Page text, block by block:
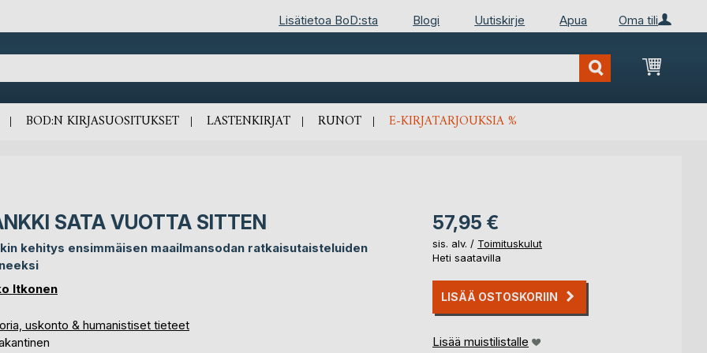
Oma tili
Lisätietoa BoD:sta Blogi Uutiskirje Apua
BOD:N KIRJASUOSITUKSET LASTENKIRJAT RUNOT E-KIRJATARJOUKSIA %
SATA VUOTTA SITTEN
kehitys ensimmäisen maailmansodan ratkaisutaisteluiden
Itkonen
uskonto & humanistiset tieteet
57,95 €
sis. alv. / Toimituskulut
Heti saatavilla
LISÄÄ OSTOSKORIIN
Lisää muistilistalle